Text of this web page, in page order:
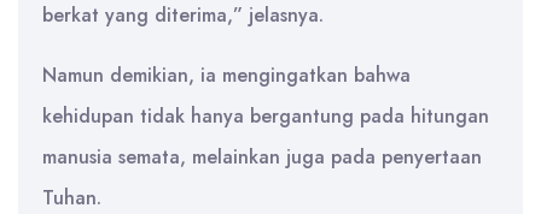
berkat yang diterima,” jelasnya.
Namun demikian, ia mengingatkan bahwa
kehidupan tidak hanya bergantung pada hitungan
manusia semata, melainkan juga pada penyertaan
Tuhan.